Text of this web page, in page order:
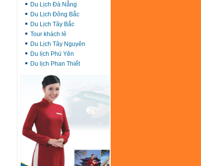
Du Lịch Đà Nẵng
Du Lịch Đông Bắc
Du Lịch Tây Bắc
Tour khách lẻ
Du Lịch Tây Nguyên
Du lịch Phú Yên
Du lịch Phan Thiết